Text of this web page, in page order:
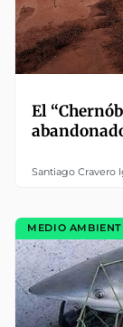
El
Santiago Cravero
MEDIO